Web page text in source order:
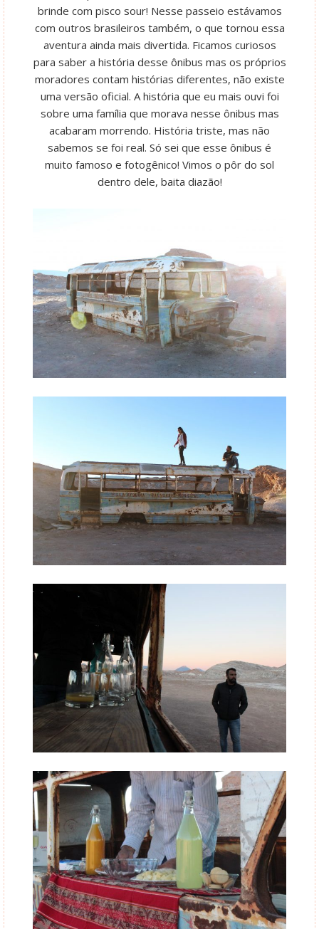
brinde com pisco sour! Nesse passeio estávamos
com outros brasileiros também, o que tornou essa
aventura ainda mais divertida. Ficamos curiosos
para saber a história desse ônibus mas os próprios
moradores contam histórias diferentes, não existe
uma versão oficial. A história que eu mais ouvi foi
sobre uma família que morava nesse ônibus mas
acabaram morrendo. História triste, mas não
sabemos se foi real. Só sei que esse ônibus é
muito famoso e fotogênico! Vimos o pôr do sol
dentro dele, baita diazão!